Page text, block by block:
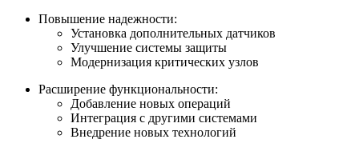
Повышение надежности:
Установка дополнительных датчиков
Улучшение системы защиты
Модернизация критических узлов
Расширение функциональности:
Добавление новых операций
Интеграция с другими системами
Внедрение новых технологий